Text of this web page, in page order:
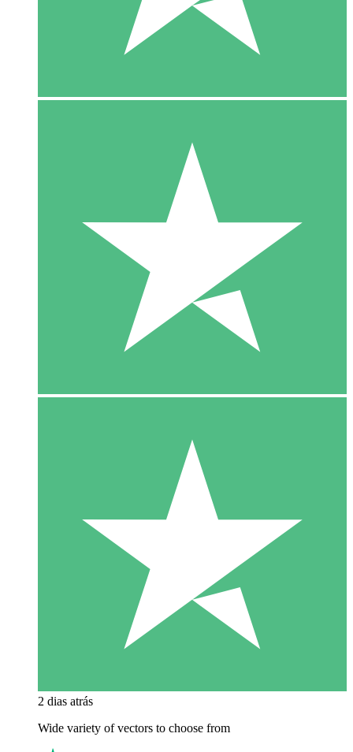
2 dias atrás
Wide variety of vectors to choose from